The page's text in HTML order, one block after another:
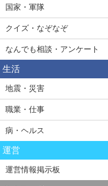
国家・軍隊
クイズ・なぞなぞ
なんでも相談・アンケート
生活
地震・災害
職業・仕事
病・ヘルス
運営
運営情報掲示板